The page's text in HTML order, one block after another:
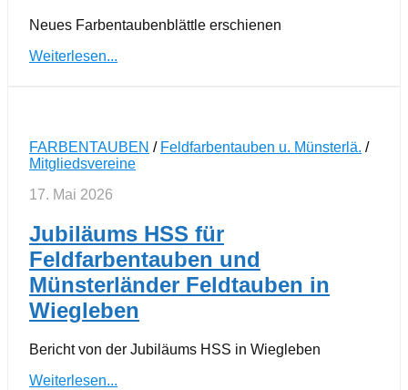
Neues Farbentaubenblättle erschienen
Weiterlesen...
FARBENTAUBEN / Feldfarbentauben u. Münsterlä. /
Mitgliedsvereine
17. Mai 2026
Jubiläums HSS für
Feldfarbentauben und
Münsterländer Feldtauben in
Wiegleben
Bericht von der Jubiläums HSS in Wiegleben
Weiterlesen...